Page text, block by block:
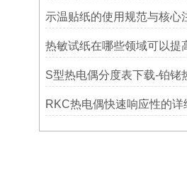
RKC热电偶快速响应性的详